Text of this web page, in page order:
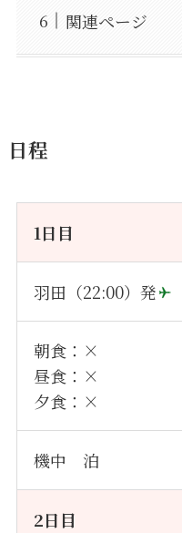
関連ページ
日程
1日目
羽田（22:00）発
朝食：×
昼食：×
夕食：×
機中 泊
2日目